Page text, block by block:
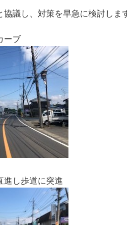
議し、対策を早急に検討しま
ーブ
進し歩道に突進